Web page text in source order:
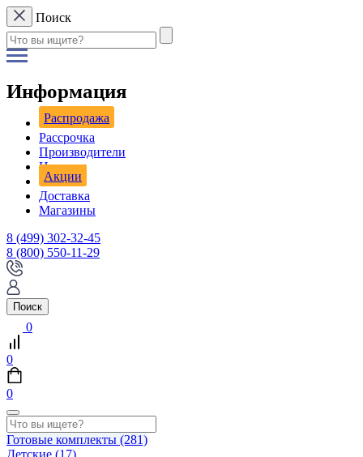
Поиск
Информация
Распродажа
Рассрочка
Производители
Новости
Акции
Доставка
Магазины
8 (499) 302-32-45
8 (800) 550-11-29
Поиск
0
0
0
Готовые комплекты (281)
Детские (17)